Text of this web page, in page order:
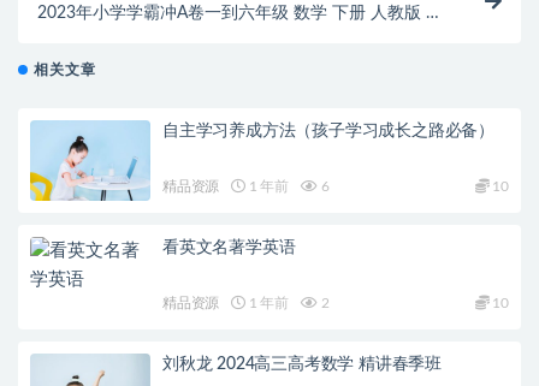
2023年小学学霸冲A卷一到六年级 数学 下册 人教版 电
相关文章
自主学习养成方法（孩子学习成长之路必备）
精品资源 1 年前 6 10
看英文名著学英语
精品资源 1 年前 2 10
刘秋龙 2024高三高考数学 精讲春季班